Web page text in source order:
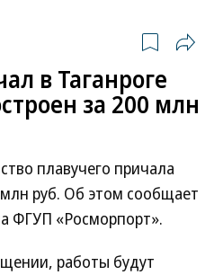
в Таганроге
за 200 млн
плавучего причала
руб. Об этом сообщает
ФГУП «Росморпорт».
работы будут